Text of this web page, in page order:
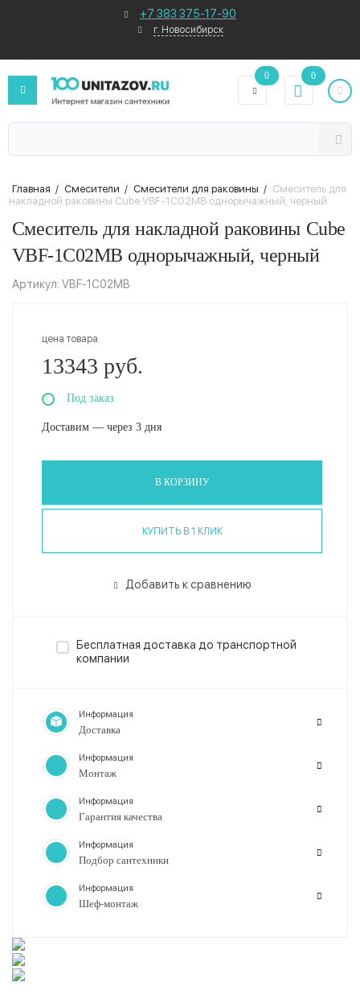
+7 383 375-17-90
г. Новосибирск
0 0
Главная / Смесители / Смесители для раковины / Смеситель для
накладной раковины Cube VBF-1C02MB однорычажный, черный
Смеситель для накладной раковины Cube
VBF-1C02MB однорычажный, черный
Артикул: VBF-1C02MB
цена товара
13343 руб.
Под заказ
Доставим — через 3 дня
В КОРЗИНУ
КУПИТЬ В 1 КЛИК
Добавить к сравнению
Бесплатная доставка до транспортной
компании
Информация
Доставка
Информация
Монтаж
Информация
Гарантия качества
Информация
Подбор сантехники
Информация
Шеф-монтаж